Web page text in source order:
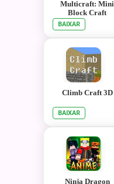
Multicraft: Mini
Block Craft
BAIXAR
Climb Craft 3D
BAIXAR
Ninja Dragon